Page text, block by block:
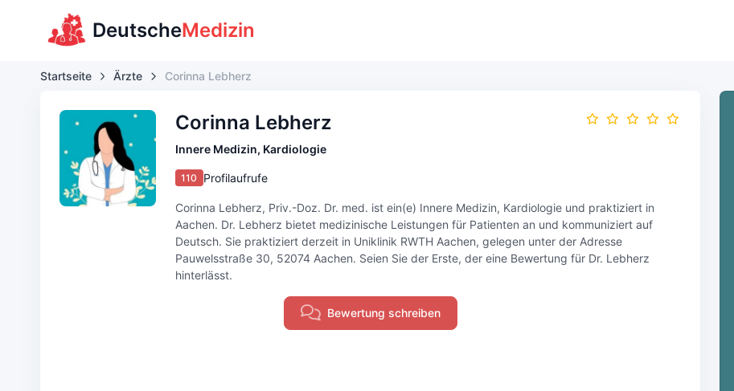
DeutscheMedizin
Startseite Ärzte Corinna Lebherz
Corinna Lebherz
Innere Medizin, Kardiologie
110 Profilaufrufe
Corinna Lebherz, Priv.-Doz. Dr. med. ist ein(e) Innere Medizin, Kardiologie und praktiziert in
Aachen. Dr. Lebherz bietet medizinische Leistungen für Patienten an und kommuniziert auf
Deutsch. Sie praktiziert derzeit in Uniklinik RWTH Aachen, gelegen unter der Adresse
Pauwelsstraße 30, 52074 Aachen. Seien Sie der Erste, der eine Bewertung für Dr. Lebherz
hinterlässt.
Bewertung schreiben